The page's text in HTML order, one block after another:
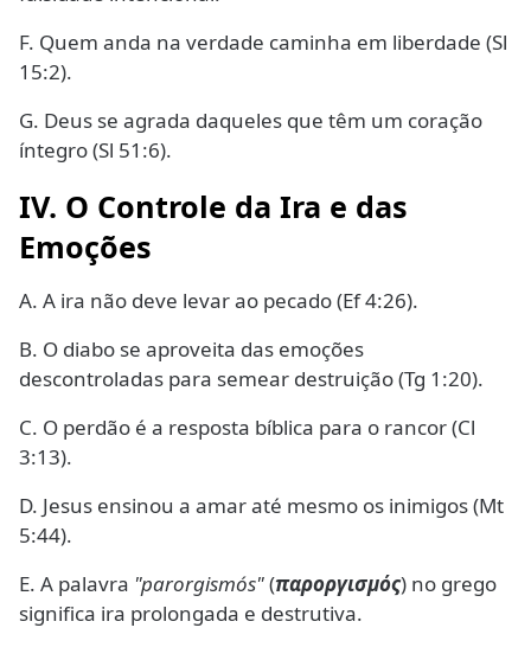
F. Quem anda na verdade caminha em liberdade (Sl
15:2).
G. Deus se agrada daqueles que têm um coração
íntegro (Sl 51:6).
IV. O Controle da Ira e das
Emoções
A. A ira não deve levar ao pecado (Ef 4:26).
B. O diabo se aproveita das emoções
descontroladas para semear destruição (Tg 1:20).
C. O perdão é a resposta bíblica para o rancor (Cl
3:13).
D. Jesus ensinou a amar até mesmo os inimigos (Mt
5:44).
E. A palavra "parorgismós"(παροργισμός) no grego
significa ira prolongada e destrutiva.